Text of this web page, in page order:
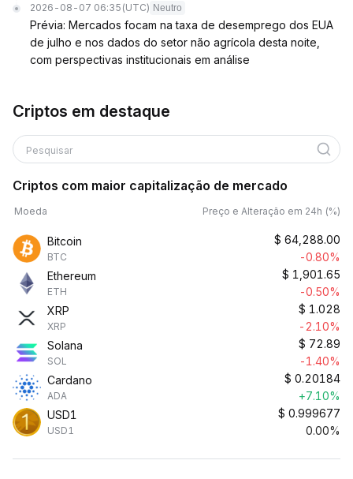
2026-08-07 06:35 (UTC) Neutro
Prévia: Mercados focam na taxa de desemprego dos EUA
de julho e nos dados do setor não agrícola desta noite,
com perspectivas institucionais em análise
Criptos em destaque
Pesquisar
Criptos com maior capitalização de mercado
Moeda Preço e Alteração em 24h (%)
Bitcoin
BTC
$ 64,288.00
-0.80%
Ethereum
ETH
$ 1,901.65
-0.50%
XRP
XRP
$ 1.028
-2.10%
Solana
SOL
$ 72.89
-1.40%
Cardano
ADA
$ 0.20184
+7.10%
USD1
USD1
$ 0.999677
0.00%